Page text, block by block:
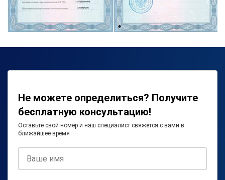
Не можете определиться? Получите
бесплатную консультацию!
Оставьте свой номер и наш специалист свяжется с вами в
ближайшее время